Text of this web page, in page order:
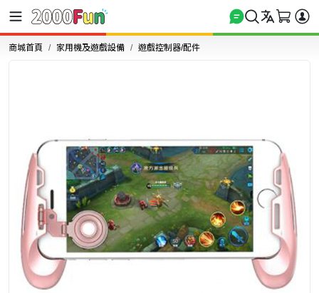
商城首頁 家用機及遊戲設備 遊戲控制器/配件